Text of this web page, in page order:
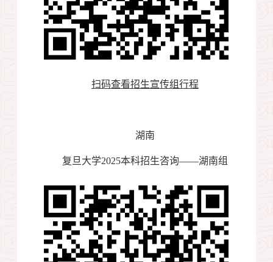
扫码查看招生宣传组行程
湖南
复旦大学2025本科招生咨询——湖南组